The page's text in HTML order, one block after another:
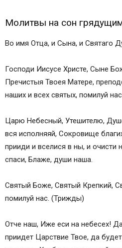
Молитвы на сон
Во имя Отца, и Сына, и Святаго
Господи Иисусе Христе, Сыне
Пречистыя Твоея Матере,
наших и всех святых, помилуй
Царю Небесный, Утешителю,
вся исполняяй, Сокровище
прииди и вселися в ны, и очисти
спаси, Блаже, души наша.
Святый Боже, Святый Крепкий,
помилуй нас. (Трижды)
Отче наш, Иже еси на небесех!
приидет Царствие Твое, да